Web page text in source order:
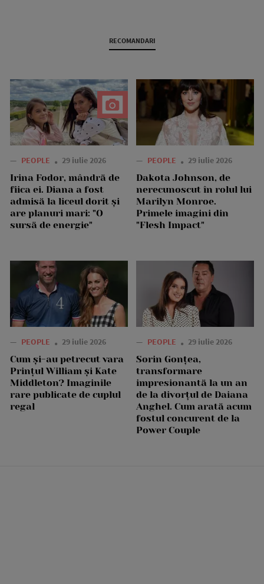
RECOMANDARI
— PEOPLE 29 iulie 2026
Irina Fodor, mândră de
fiica ei. Diana a fost
admisă la liceul dorit și
are planuri mari: "O
sursă de energie"
— PEOPLE 29 iulie 2026
Dakota Johnson, de
nerecunoscut în rolul lui
Marilyn Monroe.
Primele imagini din
"Flesh Impact"
— PEOPLE 29 iulie 2026
Cum și-au petrecut vara
Prințul William și Kate
Middleton? Imaginile
rare publicate de cuplul
regal
— PEOPLE 29 iulie 2026
Sorin Gonțea,
transformare
impresionantă la un an
de la divorțul de Daiana
Anghel. Cum arată acum
fostul concurent de la
Power Couple